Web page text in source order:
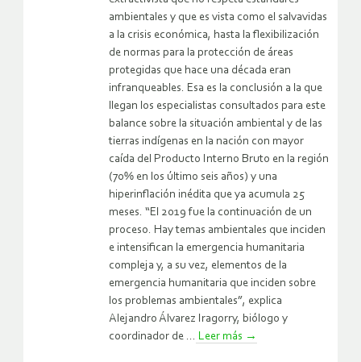
ambientales y que es vista como el salvavidas
a la crisis económica, hasta la flexibilización
de normas para la protección de áreas
protegidas que hace una década eran
infranqueables. Esa es la conclusión a la que
llegan los especialistas consultados para este
balance sobre la situación ambiental y de las
tierras indígenas en la nación con mayor
caída del Producto Interno Bruto en la región
(70% en los último seis años) y una
hiperinflación inédita que ya acumula 25
meses. “El 2019 fue la continuación de un
proceso. Hay temas ambientales que inciden
e intensifican la emergencia humanitaria
compleja y, a su vez, elementos de la
emergencia humanitaria que inciden sobre
los problemas ambientales”, explica
Alejandro Álvarez Iragorry, biólogo y
coordinador de ... Leer más →